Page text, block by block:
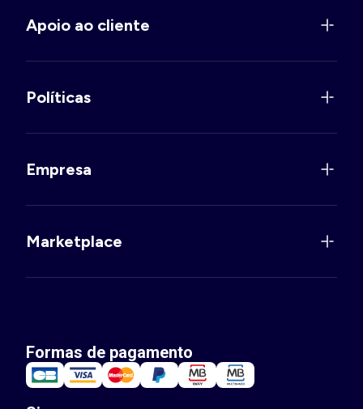
Apoio ao cliente
Políticas
Empresa
Marketplace
Formas de pagamento